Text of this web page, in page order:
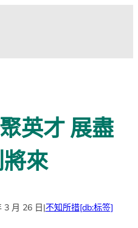
英才 展盡
來
3 月 26 日|不知所措[db:标签]